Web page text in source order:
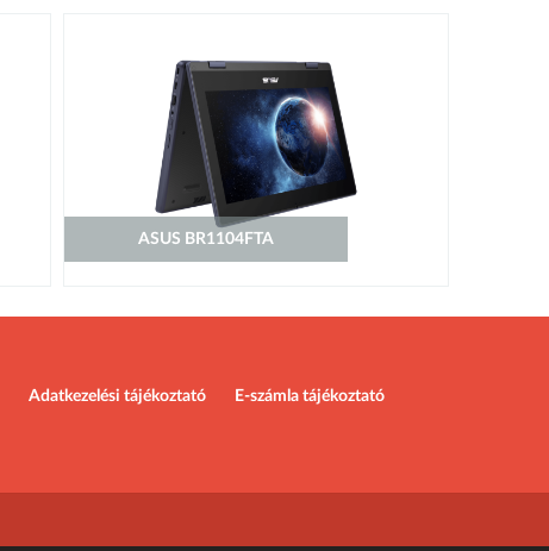
ASUS BR1104FTA
Adatkezelési tájékoztató E-számla tájékoztató